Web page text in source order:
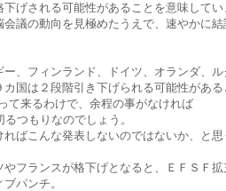
げされる可能性があることを意味してい
会議の動向を見極めたうえで、速やかに結
、フィンランド、ドイツ、オランダ、ル
国は２段階引き下げられる可能性がある
て来るわけで、余程の事がなければ
つもりなのでしょう。
ばこんな発表しないのではないか、と思
やフランスが格下げとなると、ＥＦＳＦ
パンチ。